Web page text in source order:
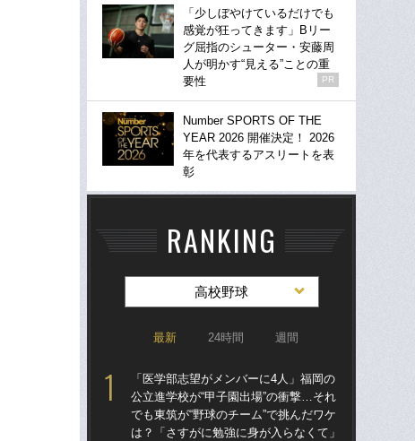
「少しぼやけているだけでも
感覚が狂ってきます」Bリー
グ屈指のシューター・安藤周
人が明かす“見える”ことの重
要性
PR
Number SPORTS OF THE
YEAR 2026 開催決定！ 2026
年を代表するアスリートを表
彰
RANKING
高校野球
最新 24時間 週間
「医学部志望がメンバーに4人」福岡の
公立進学校が“甲子園出場”の衝撃…それ
でも東筑が“野球のチーム”で挑んだワケ
は？「さすがに勉強に身が入らなくて」